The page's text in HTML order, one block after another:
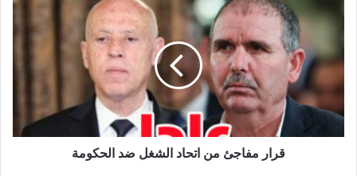
مفاجئ
اتحاد
الشغل
ضد
الحكومة
قرار مفاجئ من اتحاد الشغل ضد الحكومة